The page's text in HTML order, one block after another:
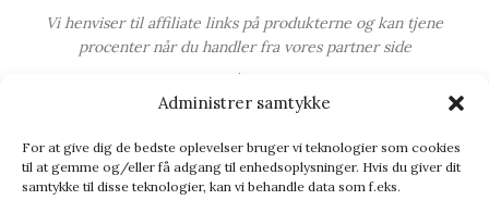
Administrer samtykke
For at give dig de bedste oplevelser bruger vi teknologier som cookies
til at gemme og/eller få adgang til enhedsoplysninger. Hvis du giver dit
samtykke til disse teknologier, kan vi behandle data som f.eks.
Vi henviser til affiliate links på produkterne og kan tjene
procenter når du handler fra vores partner side
BABY & BØRN